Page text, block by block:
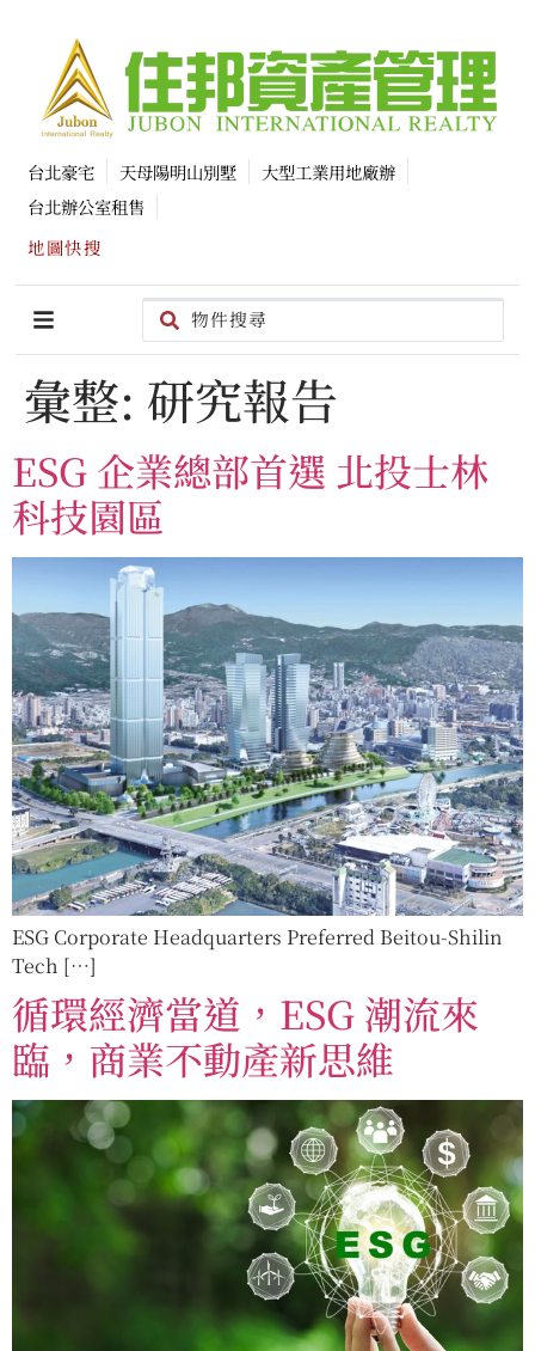
台北豪宅 天母陽明山別墅
大型工業用地廠辦
台北辦公室租售
地圖快搜
彙整: 研究報告
ESG 企業總部首選 北投士林
科技園區
ESG Corporate Headquarters Preferred Beitou-Shilin
Tech […]
循環經濟當道，ESG 潮流來
臨，商業不動產新思維